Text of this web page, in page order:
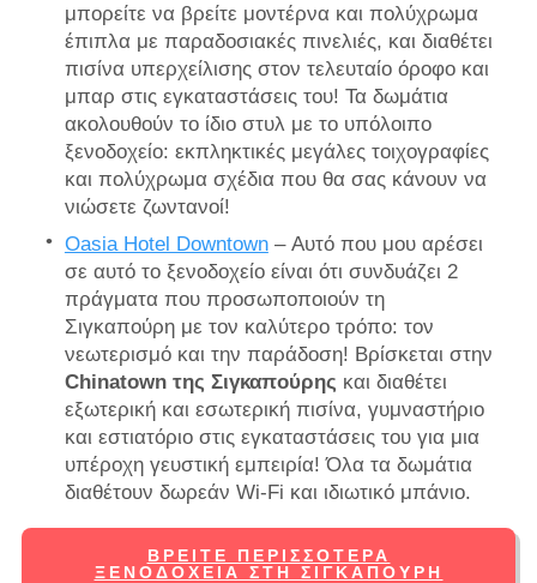
μπορείτε να βρείτε μοντέρνα και πολύχρωμα
έπιπλα με παραδοσιακές πινελιές, και διαθέτει
πισίνα υπερχείλισης στον τελευταίο όροφο και
μπαρ στις εγκαταστάσεις του! Τα δωμάτια
ακολουθούν το ίδιο στυλ με το υπόλοιπο
ξενοδοχείο: εκπληκτικές μεγάλες τοιχογραφίες
και πολύχρωμα σχέδια που θα σας κάνουν να
νιώσετε ζωντανοί!
Oasia Hotel Downtown– Αυτό που μου αρέσει
σε αυτό το ξενοδοχείο είναι ότι συνδυάζει 2
πράγματα που προσωποποιούν τη
Σιγκαπούρη με τον καλύτερο τρόπο: τον
νεωτερισμό και την παράδοση! Βρίσκεται στην
Chinatown της Σιγκαπούρης και διαθέτει
εξωτερική και εσωτερική πισίνα, γυμναστήριο
και εστιατόριο στις εγκαταστάσεις του για μια
υπέροχη γευστική εμπειρία! Όλα τα δωμάτια
διαθέτουν δωρεάν Wi-Fi και ιδιωτικό μπάνιο.
ΒΡΕΊΤΕ ΠΕΡΙΣΣΌΤΕΡΑ
ΞΕΝΟΔΟΧΕΊΑ ΣΤΗ ΣΙΓΚΑΠΟΎΡΗ